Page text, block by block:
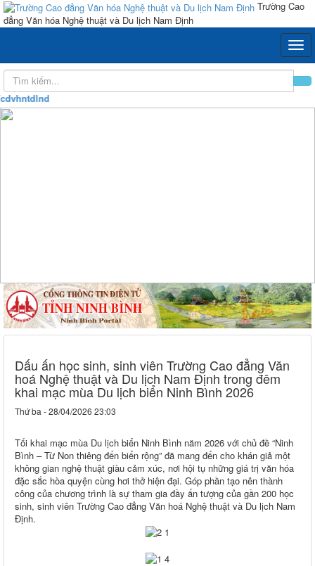
Trường Cao
đẳng Văn hóa Nghệ thuật và Du lịch Nam Định
Dấu ấn học sinh, sinh viên Trường Cao đẳng Văn
hoá Nghệ thuật và Du lịch Nam Định trong đêm
khai mạc mùa Du lịch biển Ninh Bình 2026
Thứ ba - 28/04/2026 23:03
Tối khai mạc mùa Du lịch biển Ninh Bình năm 2026 với chủ đề “Ninh
Bình – Từ Non thiêng đến biển rộng” đã mang đến cho khán giả một
không gian nghệ thuật giàu cảm xúc, nơi hội tụ những giá trị văn hóa
đặc sắc hòa quyện cùng hơi thở hiện đại. Góp phần tạo nên thành
công của chương trình là sự tham gia đầy ấn tượng của gần 200 học
sinh, sinh viên Trường Cao đẳng Văn hoá Nghệ thuật và Du lịch Nam
Định.